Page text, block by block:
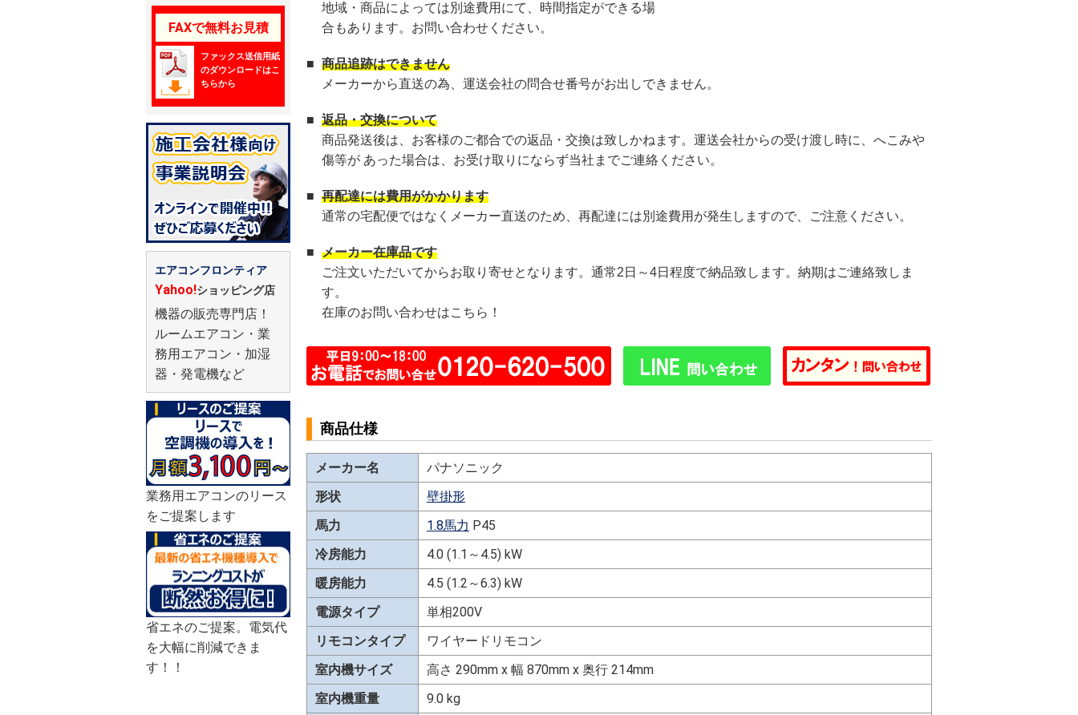
FAXで無料お見積
ファックス送信用紙
のダウンロードはこ
ちらから
エアコンフロンティア
Yahoo!ショッピング店
機器の販売専門店！
ルームエアコン・業
務用エアコン・加湿
器・発電機など
業務用エアコンのリース
をご提案します
省エネのご提案。電気代
を大幅に削減できま
す！！
地域・商品によっては別途費用にて、時間指定ができる場
合もあります。お問い合わせください。
■ 商品追跡はできません
メーカーから直送の為、運送会社の問合せ番号がお出しできません。
■ 返品・交換について
商品発送後は、お客様のご都合での返品・交換は致しかねます。運送会社からの受け渡し時に、へこみや
傷等が あった場合は、お受け取りにならず当社までご連絡ください。
■ 再配達には費用がかかります
通常の宅配便ではなくメーカー直送のため、再配達には別途費用が発生しますので、ご注意ください。
■ メーカー在庫品です
ご注文いただいてからお取り寄せとなります。通常2日～4日程度で納品致します。納期はご連絡致しま
す。
在庫のお問い合わせはこちら！
商品仕様
メーカー名
パナソニック
形状
壁掛形
馬力
1.8馬力 P45
冷房能力
4.0 (1.1～4.5) kW
暖房能力
4.5 (1.2～6.3) kW
電源タイプ
単相200V
リモコンタイプ
ワイヤードリモコン
室内機サイズ
高さ 290mm x 幅 870mm x 奥行 214mm
室内機重量
9.0 kg